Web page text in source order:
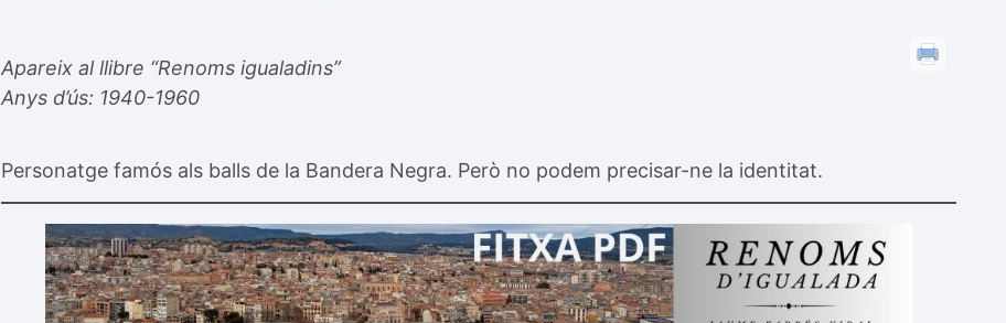
Apareix al llibre “Renoms igualadins”
Anys d’ús: 1940-1960
Personatge famós als balls de la Bandera Negra. Però no podem precisar-ne la identitat.